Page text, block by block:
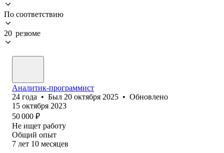
По соответствию
20 резюме
Аналитик-программист
24 года • Был 20 октября 2025 • Обновлено
15 октября 2023
50 000 ₽
Не ищет работу
Общий опыт
7 лет 10 месяцев